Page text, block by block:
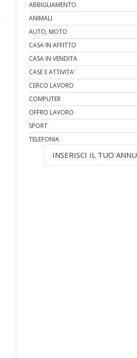
ABBIGLIAMENTO
ANIMALI
AUTO, MOTO
CASA IN AFFITTO
CASA IN VENDITA
CASE E ATTIVITA'
CERCO LAVORO
COMPUTER
OFFRO LAVORO
SPORT
TELEFONIA
INSERISCI IL TUO